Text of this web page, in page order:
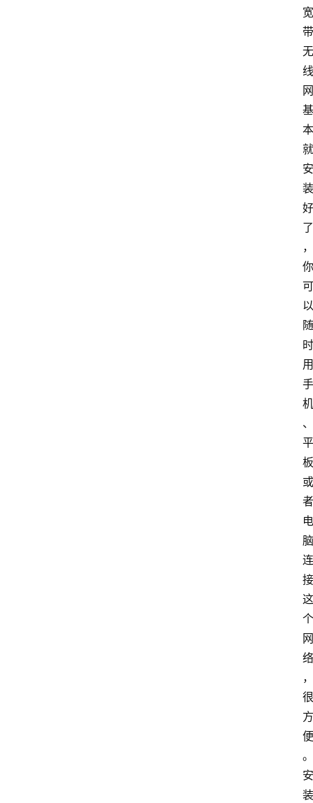
宽
带
无
线
网
基
本
就
安
装
好
了
，
你
可
以
随
时
用
手
机
、
平
板
或
者
电
脑
连
接
这
个
网
络
，
很
方
便
。
安
装